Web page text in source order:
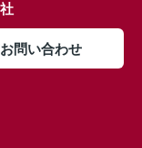
お問い合わせ